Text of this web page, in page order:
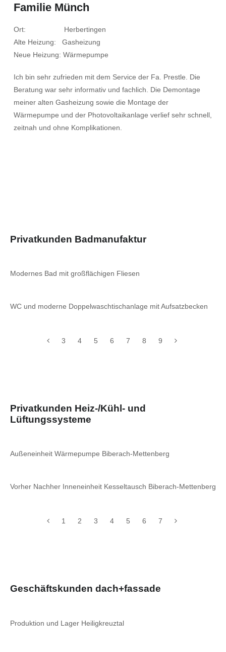
Familie Münch
Ort: Herbertingen
Alte Heizung: Gasheizung
Neue Heizung: Wärmepumpe
Ich bin sehr zufrieden mit dem Service der Fa. Prestle. Die
Beratung war sehr informativ und fachlich. Die Demontage
meiner alten Gasheizung sowie die Montage der
Wärmepumpe und der Photovoltaikanlage verlief sehr schnell,
zeitnah und ohne Komplikationen.
Privatkunden Badmanufaktur
Modernes Bad mit großflächigen Fliesen
WC und moderne Doppelwaschtischanlage mit Aufsatzbecken
3 4 5 6 7 8 9
Privatkunden Heiz-/Kühl- und
Lüftungssysteme
Außeneinheit Wärmepumpe Biberach-Mettenberg
Vorher Nachher Inneneinheit Kesseltausch Biberach-Mettenberg
1 2 3 4 5 6 7
Geschäftskunden dach+fassade
Produktion und Lager Heiligkreuztal